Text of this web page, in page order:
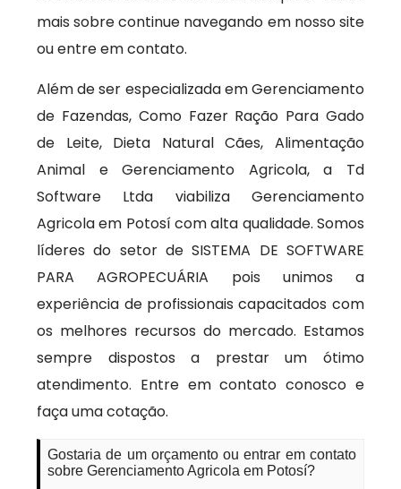
mais sobre continue navegando em nosso site
ou entre em contato.
Além de ser especializada em Gerenciamento
de Fazendas, Como Fazer Ração Para Gado
de Leite, Dieta Natural Cães, Alimentação
Animal e Gerenciamento Agricola, a Td
Software Ltda viabiliza Gerenciamento
Agricola em Potosí com alta qualidade. Somos
líderes do setor de SISTEMA DE SOFTWARE
PARA AGROPECUÁRIA pois unimos a
experiência de profissionais capacitados com
os melhores recursos do mercado. Estamos
sempre dispostos a prestar um ótimo
atendimento. Entre em contato conosco e
faça uma cotação.
Gostaria de um orçamento ou entrar em contato
sobre Gerenciamento Agricola em Potosí?